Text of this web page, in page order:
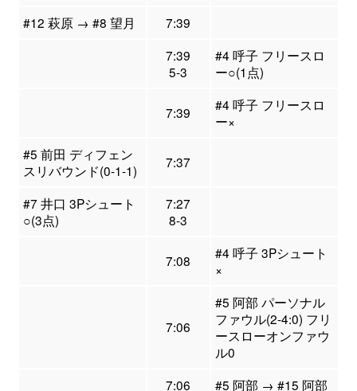
#12 萩原 → #8 望月
7:39
7:39
5-3
#4 呼子 フリースロ
ー○(1点)
7:39
#4 呼子 フリースロ
ー×
#5 前田 ディフェン
スリバウンド(0-1-1)
7:37
#7 井口 3Pシュート
○(3点)
7:27
8-3
7:08
#4 呼子 3Pシュート
×
7:06
#5 阿部 パーソナル
ファウル(2-4:0) フリ
ースローオンファウ
ル0
7:06
#5 阿部 → #15 阿部